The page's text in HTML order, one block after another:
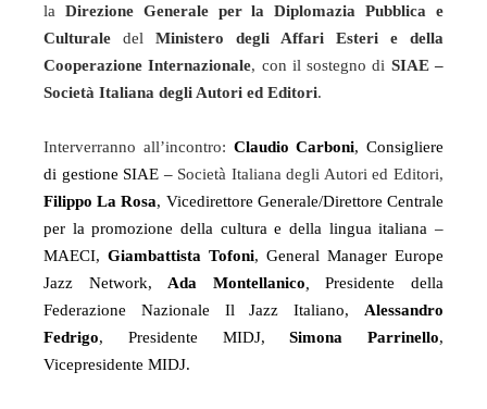
la Direzione Generale per la Diplomazia Pubblica e
Culturale del Ministero degli Affari Esteri e della
Cooperazione Internazionale, con il sostegno di SIAE –
Società Italiana degli Autori ed Editori.
Interverranno all’incontro: Claudio Carboni, Consigliere
di gestione SIAE – Società Italiana degli Autori ed Editori,
Filippo La Rosa, Vicedirettore Generale/Direttore Centrale
per la promozione della cultura e della lingua italiana –
MAECI, Giambattista Tofoni, General Manager Europe
Jazz Network,
Ada Montellanico ,Presidente della
Federazione Nazionale Il Jazz Italiano, Alessandro
Fedrigo, Presidente MIDJ,Simona Parrinello,
Vicepresidente MIDJ.